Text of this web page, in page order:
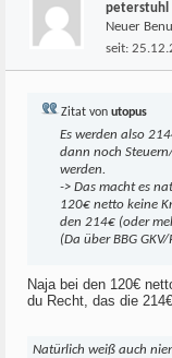
peterstuhl
Neuer
seit:
Zitat von utopus
Es werden also
dann noch
werden.
-> Das macht es
120€ netto keine
den 214€ (oder
(Da über BBG
Naja bei den 120€
du Recht, das die
Natürlich weiß auch